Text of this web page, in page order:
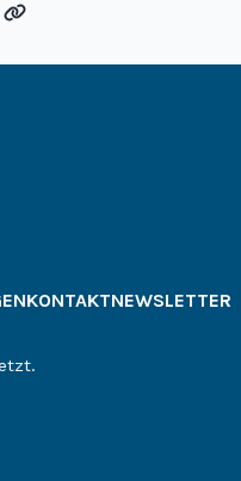
KONTAKTNEWSLETTER